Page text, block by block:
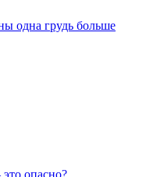
одна грудь больше